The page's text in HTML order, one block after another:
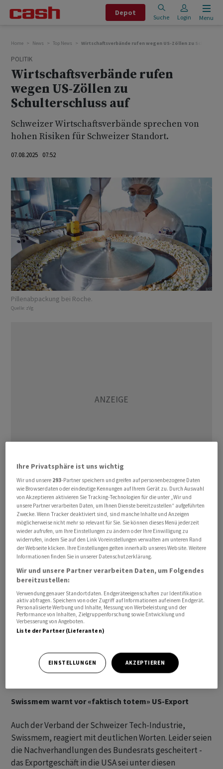
Depot
Suche Login Menu
Home News Top News Wirtschaftsverbände rufen wegen US-Zöllen zu
POLITIK
Wirtschaftsverbände rufen
wegen US-Zöllen zu
Schulterschluss auf
Schweizer Wirtschaftsverbände sprechen von
hohen Risiken für Schweizer Standort.
07.08.2025 07:52
Pillenabpackung bei Roche.
Quelle: zVg
Die neuen Zölle gefährdeten die internationale
Wettbewerbsfähigkeit und zehntausende
Arbeitsplätze, heisst es in einer Mitteilung von
Economiesuisse vom Donnerstag. Der Bundesrat solle
die Verhandlungen mit den USA mit höchster Priorität
weiterführen.
Der Dachverband der Schweizer Wirtschaft fordert
zudem erneut ein umfassendes Massnahmenpaket zur
Stärkung des Standorts: Die Schweizer Unternehmen
müssten von zusätzlicher Regulierung entlastet, die
Kostenlast gesenkt und der internationale
insbesondere auf das Inkrafttreten neuer
Freihandelsabkommen sowie eine Aktualisierung
Swissmem warnt vor «faktisch totem» US-Export
Auch der Verband der Schweizer Tech-Industrie,
Swissmem, reagiert mit deutlichen Worten. Leider seien
die Nachverhandlungen des Bundesrats gescheitert -
das Exportgeschäft in die USA sei unter diesen
Ihre Privatsphäre ist uns wichtig
Wir und unsere 293-Partner speichern und greifen auf personenbezogene Daten
wie Browserdaten oder eindeutige Kennungen auf Ihrem Gerät zu. Durch Auswahl
von Akzeptieren aktivieren Sie Tracking-Technologien für die unter „Wir und
unsere Partner verarbeiten Daten, um Ihnen Dienste bereitzustellen“ aufgeführten
Zwecke. Wenn Tracker deaktiviert sind, sind manche Inhalte und Anzeigen
möglicherweise nicht mehr so relevant für Sie. Sie können dieses Menü jederzeit
wieder aufrufen, um Ihre Einstellungen zu ändern oder Ihre Einwilligung zu
widerrufen, indem Sie auf den Link Voreinstellungen verwalten am unteren Rand
der Webseite klicken. Ihre Einstellungen gelten innerhalb unseres Website. Weitere
Informationen finden Sie in unserer Datenschutzerklärung.
Wir und unsere Partner verarbeiten Daten, um Folgendes
bereitzustellen:
Verwendung genauer Standortdaten. Endgeräteeigenschaften zur Identifikation
aktiv abfragen. Speichern von oder Zugriff auf Informationen auf einem Endgerät.
Personalisierte Werbung und Inhalte, Messung von Werbeleistung und der
Performance von Inhalten, Zielgruppenforschung sowie Entwicklung und
Verbesserung von Angeboten.
Liste der Partner (Lieferanten)
EINSTELLUNGEN AKZEPTIEREN